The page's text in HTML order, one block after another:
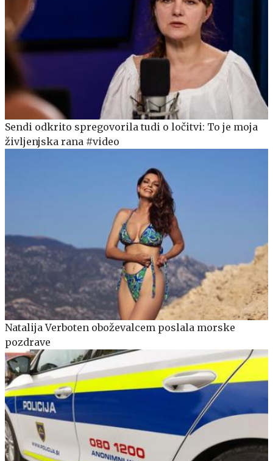
Sendi odkrito spregovorila tudi o ločitvi: To je moja
življenjska rana #video
Natalija Verboten oboževalcem poslala morske
pozdrave